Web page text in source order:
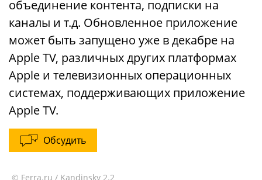
объединение контента, подписки на
каналы и т.д. Обновленное приложение
может быть запущено уже в декабре на
Apple TV, различных других платформах
Apple и телевизионных операционных
системах, поддерживающих приложение
Apple TV.
Обсудить
© Ferra.ru / Kandinsky 2.2